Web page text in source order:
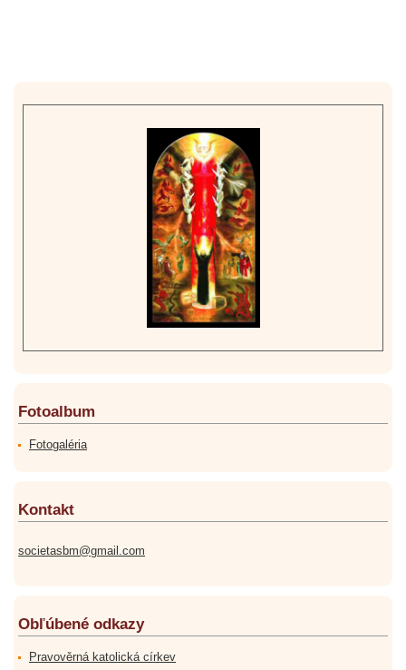
Fotoalbum
Fotogaléria
Kontakt
societasbm@gmail.com
Obľúbené odkazy
Pravověrná katolická církev